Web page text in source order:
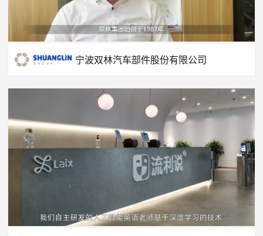
宁波双林汽车部件股份有限公司